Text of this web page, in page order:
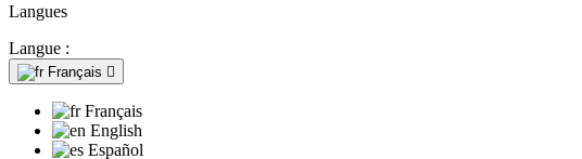
Langues
Langue :
Français 
Français
English
Español